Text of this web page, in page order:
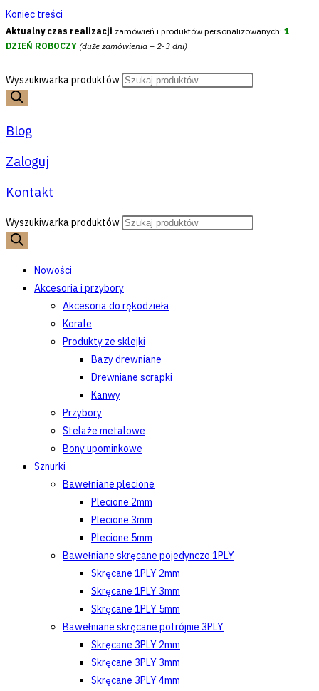
Koniec treści
Aktualny czas realizacji zamówień i produktów personalizowanych: 1
DZIEŃ ROBOCZY (duże zamówienia – 2-3 dni)
Wyszukiwarka produktów
Blog
Zaloguj
Kontakt
Wyszukiwarka produktów
Nowości
Akcesoria i przybory
Akcesoria do rękodzieła
Korale
Produkty ze sklejki
Bazy drewniane
Drewniane scrapki
Kanwy
Przybory
Stelaże metalowe
Bony upominkowe
Sznurki
Bawełniane plecione
Plecione 2mm
Plecione 3mm
Plecione 5mm
Bawełniane skręcane pojedynczo 1PLY
Skręcane 1PLY 2mm
Skręcane 1PLY 3mm
Skręcane 1PLY 5mm
Bawełniane skręcane potrójnie 3PLY
Skręcane 3PLY 2mm
Skręcane 3PLY 3mm
Skręcane 3PLY 4mm